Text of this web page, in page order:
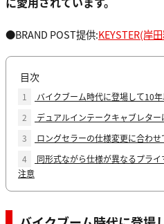
●BRAND POST提供:KEYSTER(岸
目次
1
バイクブーム時代に登場して10
2
デュアルインテークキャブレタ
3
ロングセラーの仕様変更に合わ
4
同形式ながら仕様が異なるプラ
注意